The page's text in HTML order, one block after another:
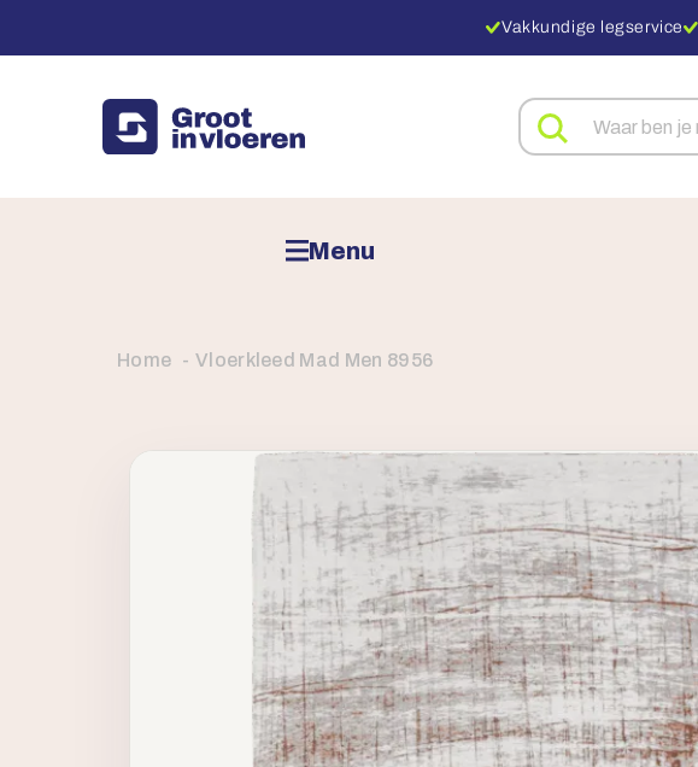
Vakkundige legservice
Zoeken
naar
Menu
Home Vloerkleed Mad Men 8956